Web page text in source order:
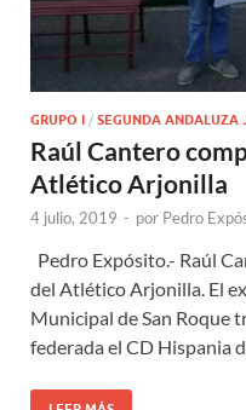
GRUPO I / SEGUNDA ANDALUZA
Raúl Cantero
Atlético Arjonilla
4 julio, 2019 - por Pedro
Pedro Expósito.- Raúl
del Atlético Arjonilla. El
Municipal de San Roque
federada el CD Hispania